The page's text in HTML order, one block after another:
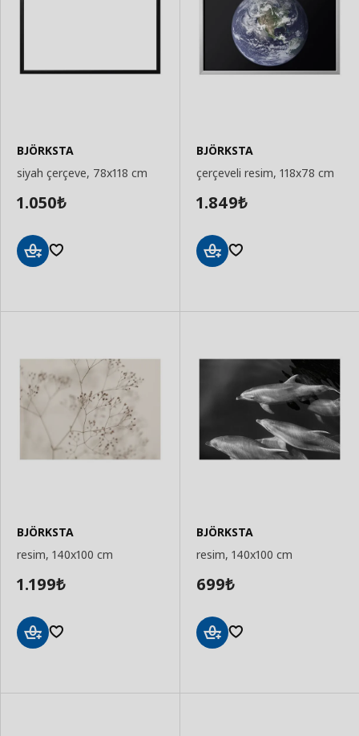
BJÖRKSTA
siyah çerçeve, 78x118 cm
1.050₺
BJÖRKSTA
çerçeveli resim, 118x78 cm
1.849₺
BJÖRKSTA
resim, 140x100 cm
1.199₺
BJÖRKSTA
resim, 140x100 cm
699₺